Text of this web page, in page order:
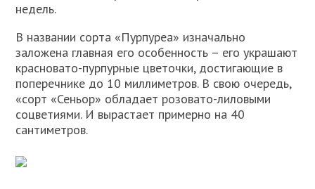
недель.
В названии сорта «Пурпуреа» изначально
заложена главная его особенность – его украшают
красновато-пурпурные цветочки, достигающие в
поперечнике до 10 миллиметров. В свою очередь,
«сорт «Сеньор» обладает розовато-лиловыми
соцветиями. И вырастает примерно на 40
сантиметров.